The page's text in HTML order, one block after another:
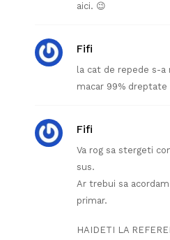
aici. 😉
Fifi
la cat de repede s-a
macar 99% dreptate
Fifi
Va rog sa stergeti
sus.
Ar trebui sa
primar.
HAIDETI LA